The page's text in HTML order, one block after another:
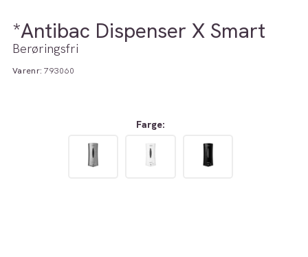
*Antibac Dispenser X Smart
Berøringsfri
Varenr:793060
Farge